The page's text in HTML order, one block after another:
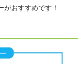
がおすすめです！